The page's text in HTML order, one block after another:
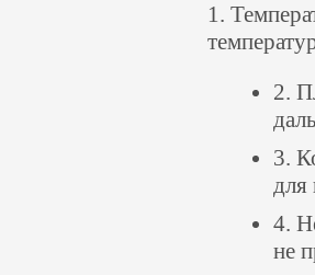
1.
2.
3.
для
4.
не